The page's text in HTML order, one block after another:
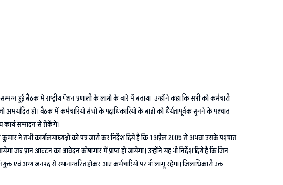
हुई बैठक में राष्ट्रीय पेंशन प्रणाली के लाभो के बारे में बताया। उन्होंने कहा कि सभी को कर्मचारी
हो। बैठक में कर्मचारियो संघो के पदाधिकारियो के बातो को धैर्यतापूर्वक सुनने के पश्चात
सम्पादन से रोकेंगे।
ने सभी कार्यालयाघ्यक्षो को पत्र जारी कर निर्देश दिये है कि 1 अप्रैल 2005 से अथवा उसके पश्चात
जब प्रान आवंटन का आवेदन कोषागार में प्राप्त हो जायेगा। उन्होंने यह भी निर्देश दिये है कि जिन
एवं अन्य जनपद से स्थानान्तरित होकर आए कर्मचारियो पर भी लागू रहेगा। जिलाधिकारी उक्त